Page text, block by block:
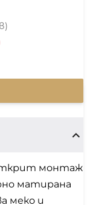
открит монтаж
матирана
меко и